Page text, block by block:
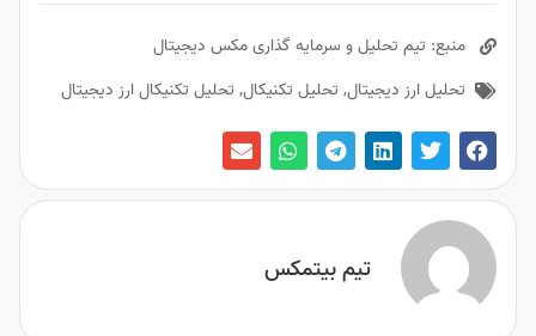
منبع: تیم تحلیل و سرمایه گذاری مکس دیجیتال
تحلیل ارز دیجیتال, تحلیل تکنیکال, تحلیل تکنیکال ارز دیجیتال
تیم بیتمکس